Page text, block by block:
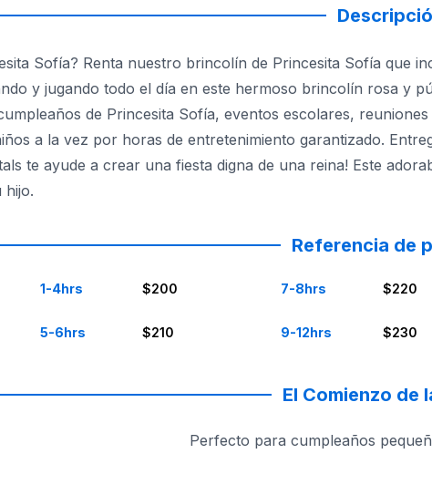
Sofía? Renta nuestro brincolín de Princesita Sofía que
y jugando todo el día en este hermoso brincolín rosa y
de Princesita Sofía, eventos escolares,
a la vez por horas de entretenimiento garantizado.
te ayude a crear una fiesta digna de una reina! Este
hijo.
divertirse durante horas saltando y jugando. El brincolín
Referencia de
1-4hrs $200
5-6hrs $210
7-8hrs $220
9-12hrs $230
El Comienzo de
Perfecto para cumpleaños